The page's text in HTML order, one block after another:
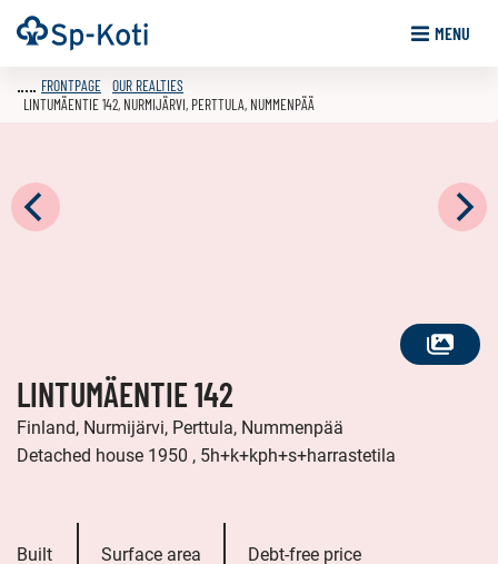
Go
to
Frontpage MENU
SEE
FRONTPAGE OUR REALTIES
LINTUMÄENTIE 142, NURMIJÄRVI, PERTTULA, NUMMENPÄÄ
LINTUMÄENTIE 142
Finland, Nurmijärvi, Perttula, Nummenpää
Detached house 1950 , 5h+k+kph+s+harrastetila
Built Surface area Debt-free price